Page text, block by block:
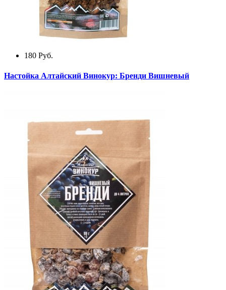
180 Руб.
Настойка Алтайский Винокур: Бренди Вишневый